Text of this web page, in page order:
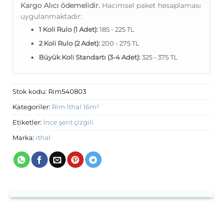
Kargo Alıcı ödemelidir. Hacimsel paket hesaplaması
uygulanmaktadır:
1 Koli Rulo (1 Adet):185 - 225 TL
2 Koli Rulo (2 Adet):200 - 275 TL
Büyük Koli Standartı (3-4 Adet):325 - 375 TL
Stok kodu: Rim540803
Kategoriler: Rim İthal 16m²
Etiketler: İnce şerit çizgili
Marka: ithal